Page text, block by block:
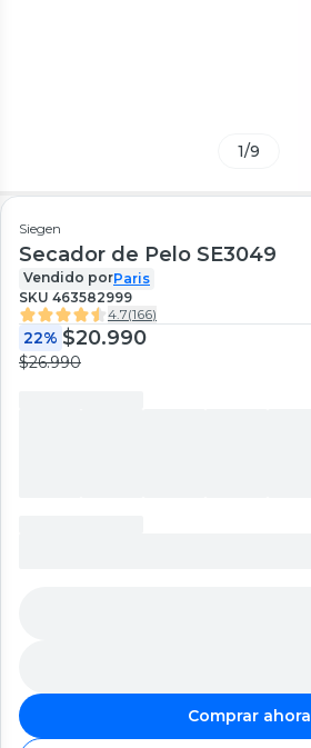
1/9
Siegen
Secador de Pelo SE3049
Vendido porParis
SKU 463582999
4.7(166)
22% $20.990
$26.990
Comprar ahora